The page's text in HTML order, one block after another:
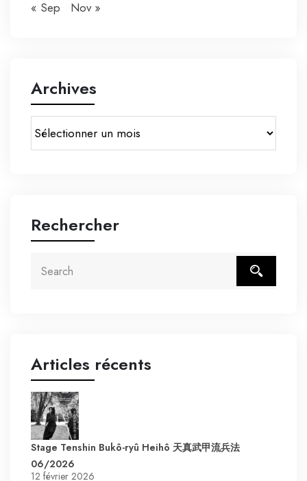
« Sep Nov »
Archives
Rechercher
Articles récents
Stage Tenshin Bukô-ryû Heihô 天真武甲流兵法
06/2026
12 février 2026